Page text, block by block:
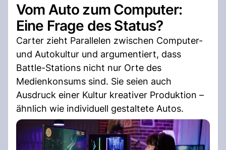
Vom Auto zum Computer:
Eine Frage des Status?
Carter zieht Parallelen zwischen Computer-
und Autokultur und argumentiert, dass
Battle-Stations nicht nur Orte des
Medienkonsums sind. Sie seien auch
Ausdruck einer Kultur kreativer Produktion –
ähnlich wie individuell gestaltete Autos.